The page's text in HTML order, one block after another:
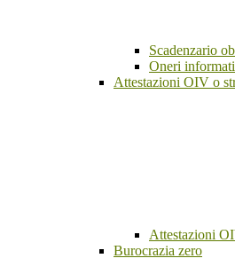
Scadenzario
Oneri
Attestazioni OIV o
Attestazioni
Burocrazia zero